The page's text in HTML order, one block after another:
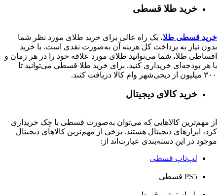
خرید طلا قسطی
خرید قسطی طلا، یک راه عالی برای خرید طلای مورد نظر شما
بدون نیاز به پرداخت کل هزینه آن به‌صورت نقدی است. با خرید
اقساطی طلا، شما می‌توانید طلای مورد علاقه خود را در هر زمان و
با هر بودجه‌ای خریداری کنید. برای خرید طلا قسطی می‌توانید تا
۳۰۰ میلیون از دیجی‌شهر وام کالا دریافت کنند.
خرید کالای دیجیتال
از مهم‌ترین کالاهایی که می‌توان به‌صورت قسطی با چک خریداری
کرد، ابزارهای دیجیتال هستند. برخی از مهم‌ترین کالاهای دیجیتال
موجود در این دسته‌بندی عبارت‌اند از:
لپ‌تاپ قسطی
PS5 قسطی